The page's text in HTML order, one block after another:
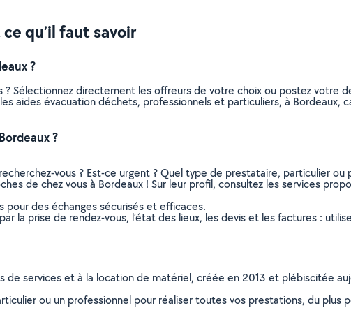
qu’il faut savoir
?
? Sélectionnez directement les offreurs de votre choix ou postez votre
aides évacuation déchets, professionnels et particuliers, à Bordeaux,
?
vous ? Est-ce urgent ? Quel type de prestataire, particulier ou
de chez vous à Bordeaux ! Sur leur profil, consultez les services
pour des échanges sécurisés et efficaces.
la prise de rendez-vous, l’état des lieux, les devis et les factures :
de services et à la location de matériel, créée en 2013 et plébiscitée
ou un professionnel pour réaliser toutes vos prestations, du plus